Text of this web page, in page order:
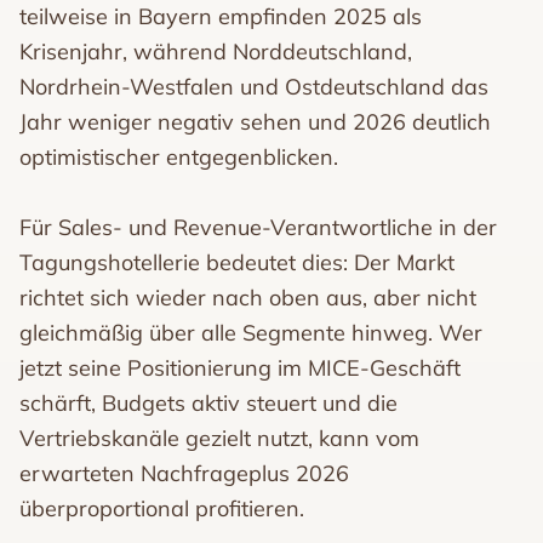
teilweise in Bayern empfinden 2025 als
Krisenjahr, während Norddeutschland,
Nordrhein-Westfalen und Ostdeutschland das
Jahr weniger negativ sehen und 2026 deutlich
optimistischer entgegenblicken.
Für Sales- und Revenue-Verantwortliche in der
Tagungshotellerie bedeutet dies: Der Markt
richtet sich wieder nach oben aus, aber nicht
gleichmäßig über alle Segmente hinweg. Wer
jetzt seine Positionierung im MICE-Geschäft
schärft, Budgets aktiv steuert und die
Vertriebskanäle gezielt nutzt, kann vom
erwarteten Nachfrageplus 2026
überproportional profitieren.